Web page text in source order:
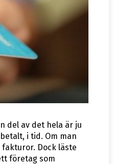
del av det hela är ju
i tid. Om man
Dock läste
företag som